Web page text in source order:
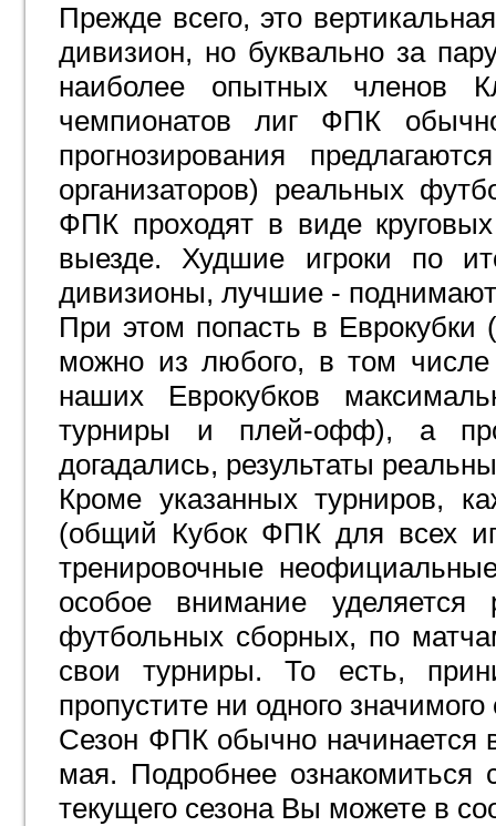
Прежде всего, это
дивизион, но буквально за
наиболее опытных членов
чемпионатов лиг ФПК
прогнозирования
организаторов) реальных
ФПК проходят в виде
выезде. Худшие игроки по
дивизионы, лучшие -
При этом попасть в
можно из любого, в том
наших Еврокубков
турниры и плей-офф), а
догадались, результаты
Кроме указанных турниров,
(общий Кубок ФПК для всех
тренировочные
особое внимание уделяется
футбольных сборных, по
свои турниры. То есть,
пропустите ни одного
Сезон ФПК обычно начинается
мая. Подробнее
текущего сезона Вы можете в